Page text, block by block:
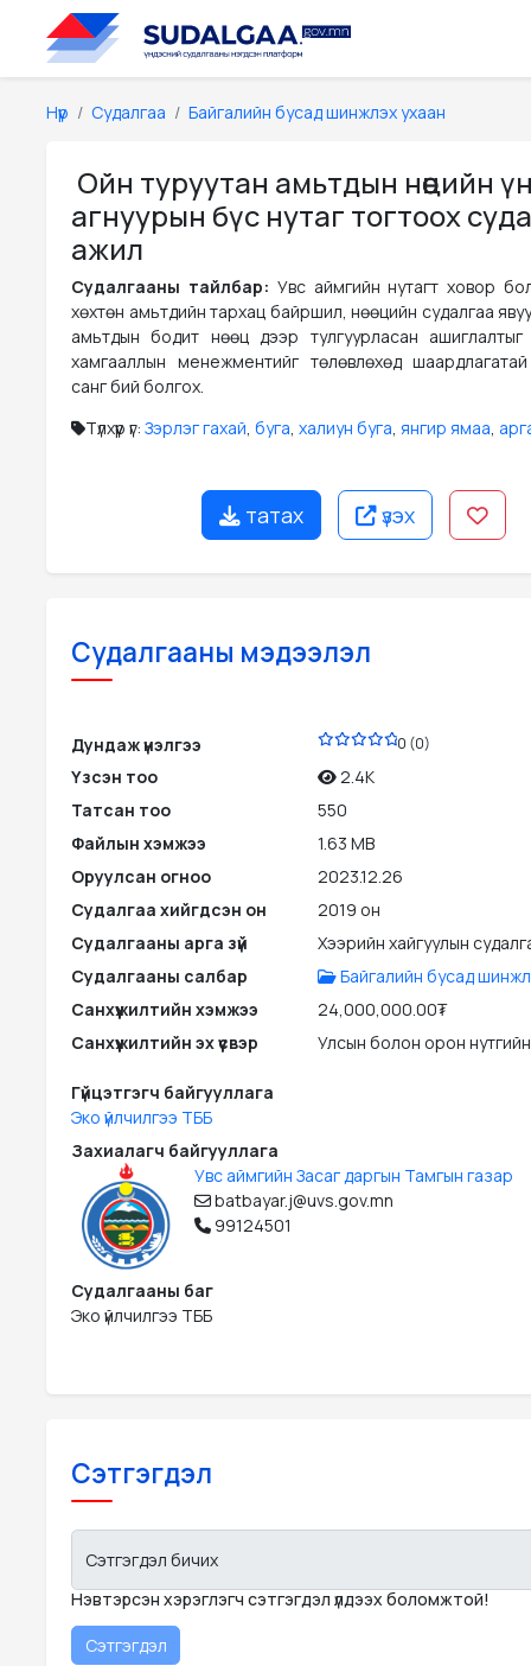
Нүүр Судалгаа Байгалийн бусад шинжлэх ухаан
Ойн туруутан амьтдын нөөцийн
агнуурын бүс нутаг тогтоох
ажил
Судалгааны тайлбар: Увс аймгийн нутагт ховор
хөхтөн амьтдийн тархац байршил, нөөцийн судалгаа
амьтдын бодит нөөц дээр тулгуурласан
хамгааллын менежментийг төлөвлөхөд
санг бий болгох.
Түлхүүр үг: Зэрлэг гахай, буга, халиун буга, янгир ямаа,
татах үзэх
Судалгааны мэдээлэл
Дундаж үнэлгээ 0 (0)
Үзсэн тоо
2.4K
Татсан тоо
550
Файлын хэмжээ
1.63 MB
Оруулсан огноо
2023.12.26
Судалгаа хийгдсэн он
2019 он
Судалгааны арга зүй
Хээрийн хайгуулын
Судалгааны салбар
Байгалийн бусад
Санхүүжилтийн хэмжээ
24,000,000.00₮
Санхүүжилтийн эх үүсвэр
Улсын болон орон
Гүйцэтгэгч байгууллага
Эко үйлчилгээ ТББ
Захиалагч байгууллага
Увс аймгийн Засаг даргын Тамгын газар
batbayar.j@uvs.gov.mn
99124501
Судалгааны баг
Эко үйлчилгээ ТББ
Сэтгэгдэл
Сэтгэгдэл бичих
Нэвтэрсэн хэрэглэгч сэтгэгдэл үлдээх боломжтой!